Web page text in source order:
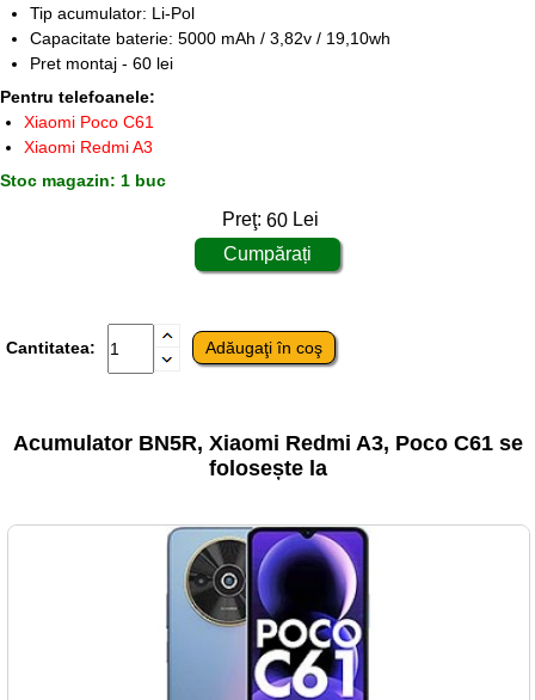
Tip acumulator: Li-Pol
Capacitate baterie: 5000 mAh / 3,82v / 19,10wh
Pret montaj - 60 lei
Pentru telefoanele:
Xiaomi Poco C61
Xiaomi Redmi A3
Stoc magazin: 1 buc
Preţ: 60 Lei
Cantitatea:
Acumulator BN5R, Xiaomi Redmi A3, Poco C61 se
folosește la